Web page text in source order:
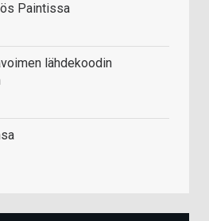
Paintissa
lähdekoodin